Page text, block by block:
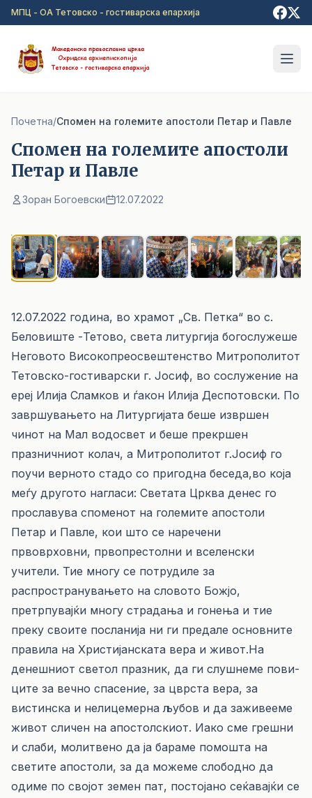
Прејди на главна содржина
МПЦ - ОА Тетовско - гостиварска епархија
Почетна/Спомен на големите апостоли Петар и Павле
Спомен на големите апостоли
Петар и Павле
Зоран Богоевски 12.07.2022
12.07.2022 година, во храмот „Св. Петка“ во с.
Беловиште -Тетово, света литургија богослужеше
Неговото Високопреосвештенство Митрополитот
Тетовско-гостиварски г. Јосиф, во сослужение на
ереј Илија Сламков и ѓакон Илија Деспотовски. По
завршувањето на Литургијата беше извршен
чинот на Мал водосвет и беше прекршен
празничниот колач, а Митрополитот г.Јосиф го
поучи верното стадо со пригодна беседа,во која
меѓу другото нагласи: Светата Црква денес го
прославува споменот на големите апостоли
Петар и Павле, кои што се наречени
првоврховни, првопрестолни и вселенски
учители. Тие многу се потрудиле за
распространувањето на словото Божјо,
претрпувајќи многу страдања и гонења и тие
преку своите посланија ни ги предале основните
правила на Христијанската вера и живот.На
денешниот светол празник, да ги слушнеме по­ви­
ците за вечно спасение, за цврста вера, за
вистинска и нелицемерна љубов и да заживееме
живот сличен на апостолскиот. Иако сме грешни
и слаби, молит­ве­но да ја бараме помошта на
светите апостоли, за да можеме слободно да
одиме по својот земен пат, постојано сеќавајќи се